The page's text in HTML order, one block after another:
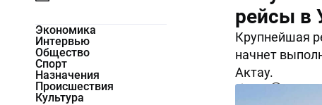
Экономика
Интервью
Общество
Спорт
Назначения
Происшествия
Культура
рейсы в
Крупнейшая
начнет
Актау.